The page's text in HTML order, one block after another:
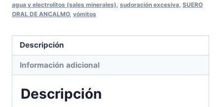
POLVO
4PACK
restauración
rápida
de
líquidos
para
agua y electrolitos (sales minerales) sudoración excesiva SUERO
ORAL DE ANCALMO, vómitos
Descripción
Información adicional
Descripción